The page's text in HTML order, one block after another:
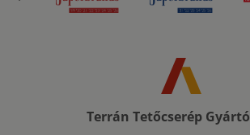
Terrán Tetőcserép